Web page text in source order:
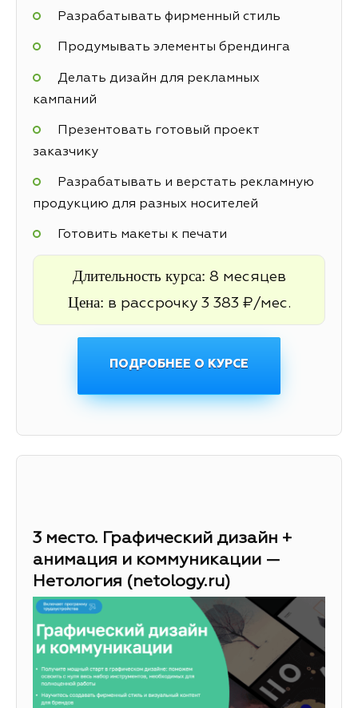
Разрабатывать фирменный стиль
Продумывать элементы брендинга
Делать дизайн для рекламных
кампаний
Презентовать готовый проект
заказчику
Разрабатывать и верстать рекламную
продукцию для разных носителей
Готовить макеты к печати
Длительность курса: 8 месяцев
Цена: в рассрочку 3 383 ₽/мес.
ПОДРОБНЕЕ О КУРСЕ
3 место. Графический дизайн +
анимация и коммуникации —
Нетология (netology.ru)